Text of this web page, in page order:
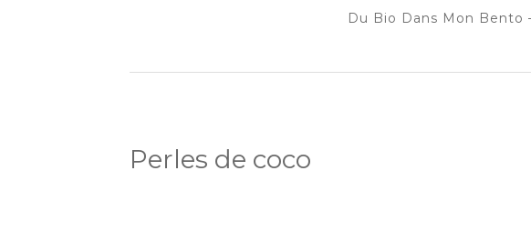
Du Bio Dans Mon Bento
Perles de coco